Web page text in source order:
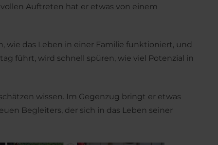
Auftreten hat er etwas von einem
wie das Leben in einer Familie funktioniert, und
führt, wird schnell spüren, wie viel Potenzial in
wissen. Im Gegenzug bringt er etwas
Begleiters, der sich in das Leben seiner